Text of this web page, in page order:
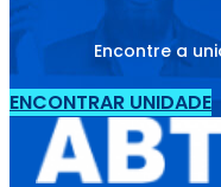
Encontre a
ENCONTRAR UNIDADE